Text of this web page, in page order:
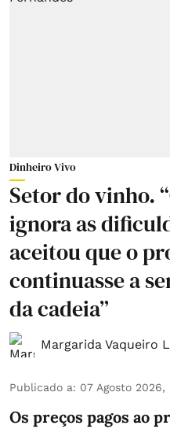
Dinheiro Vivo
Setor do vinho.
ignora as
aceitou que o
continuasse a
da cadeia”
Margarida Vaqueiro
Publicado a: 07 Agosto 2026,
Os preços pagos ao